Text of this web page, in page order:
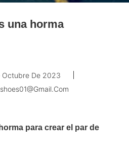
una horma
Octubre De 2023
para crear el par de